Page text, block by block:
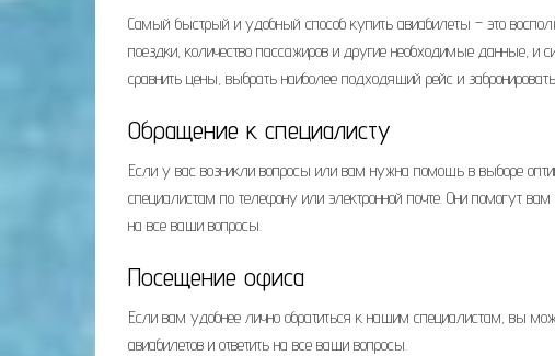
Самый быстрый и удобный способ купить авиабилеты – это
поездки, количество пассажиров и другие необходимые данные,
сравнить цены, выбрать наиболее подходящий рейс и
Обращение к специалисту
Если у вас возникли вопросы или вам нужна помощь в выборе
специалистам по телефону или электронной почте. Они помогут
на все ваши вопросы.
Посещение офиса
Если вам удобнее лично обратиться к нашим специалистам, вы
авиабилетов и ответить на все ваши вопросы.